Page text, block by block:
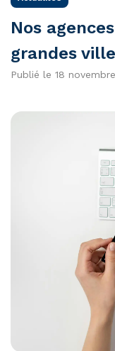
Nos
grandes
Publié le 18